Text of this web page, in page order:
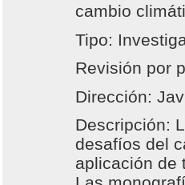
cambio
Tipo:
Revisión por
Dirección:
Descripción:
desafíos del
aplicación de